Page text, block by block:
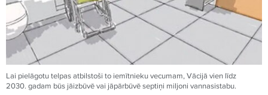
Lai pielāgotu telpas atbilstoši to iemītnieku vecumam, Vācijā vien līdz
2030. gadam būs jāizbūvē vai jāpārbūvē septiņi miljoni vannasistabu.